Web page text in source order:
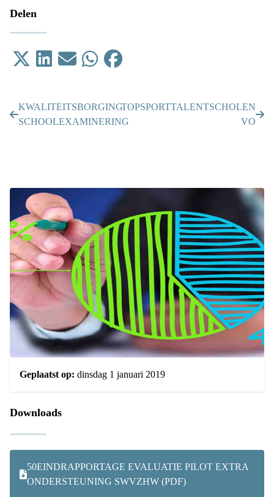
Delen
TweetDelen op LinkedIn
EmailDelen op WhatsApp
KWALITEITSBORGING
SCHOOLEXAMINERING
TOPSPORTTALENTSCHOLEN
VO
Geplaatst op: dinsdag 1 januari 2019
Downloads
50EINDRAPPORTAGE EVALUATIE PILOT EXTRA
ONDERSTEUNING SWVZHW (PDF)